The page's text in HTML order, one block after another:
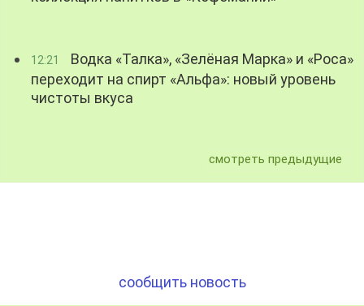
12:21
Водка «Талка», «Зелёная Марка» и «Роса»
переходит на спирт «Альфа»: новый уровень
чистоты вкуса
смотреть предыдущие
сообщить новость